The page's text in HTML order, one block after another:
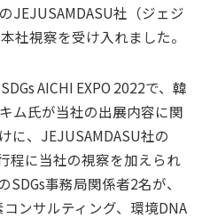
JEJUSAMDASU社（ジェジ
社視察を受け入れました。
AICHI EXPO 2022で、韓
ム氏が当社の出展内容に関
に、JEJUSAMDASU社の
程に当社の視察を加えられ
事務局関係者2名が、
ンサルティング、環境DNA